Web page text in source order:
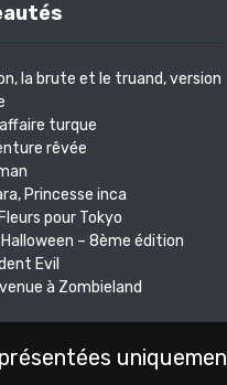
la brute et le truand, version
turque
rêvée
Princesse inca
pour Tokyo
– 8ème édition
Evil
à Zombieland